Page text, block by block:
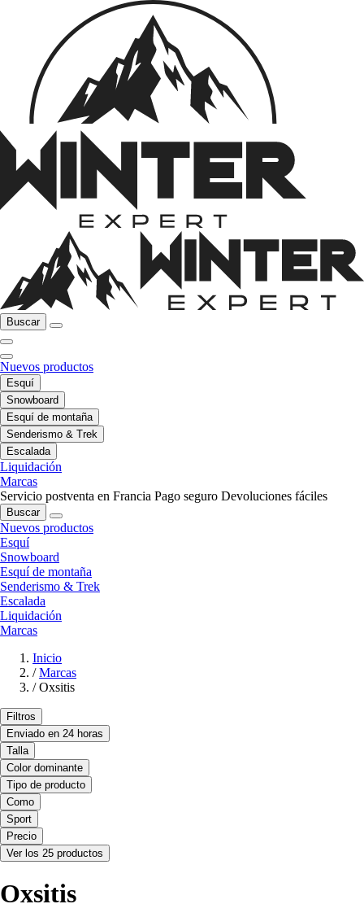
Buscar
Nuevos productos
Esquí
Snowboard
Esquí de montaña
Senderismo & Trek
Escalada
Liquidación
Marcas
Servicio postventa en Francia Pago seguro Devoluciones fáciles
Buscar
Nuevos productos
Esquí
Snowboard
Esquí de montaña
Senderismo & Trek
Escalada
Liquidación
Marcas
Inicio
/ Marcas
/ Oxsitis
Filtros
Enviado en 24 horas
Talla
Color dominante
Tipo de producto
Como
Sport
Precio
Ver los 25 productos
Oxsitis